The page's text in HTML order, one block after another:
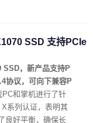
SSD 支持PCIe
SSD，新产品支持P
协议，可向下兼容P
PC和掌机进行了针
系列认证，表明其
良好平衡，确保长